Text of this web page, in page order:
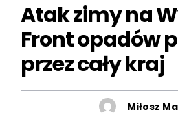
Atak zimy na
Front opadów
przez cały kraj
Miłosz